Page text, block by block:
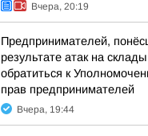
Вчера, 20:19
Предпринимателей,
результате атак на
обратиться к
прав предпринимателей
Вчера, 19:44